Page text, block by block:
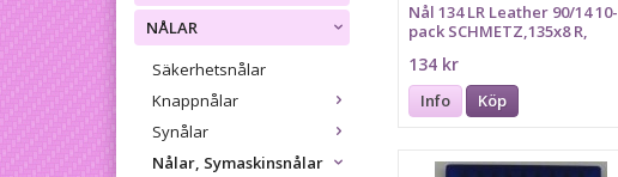
NÅLAR
Säkerhetsnålar
Knappnålar
Synålar
Nålar, Symaskinsnålar
Nål 134 LR Leather 90/14 10-
pack SCHMETZ,135x8 R,
134 kr
Info Köp